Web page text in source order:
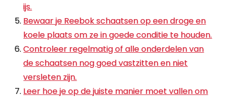
ijs.
Bewaar je Reebok schaatsen op een droge en
koele plaats om ze in goede conditie te houden.
Controleer regelmatig of alle onderdelen van
de schaatsen nog goed vastzitten en niet
versleten zijn.
Leer hoe je op de juiste manier moet vallen om